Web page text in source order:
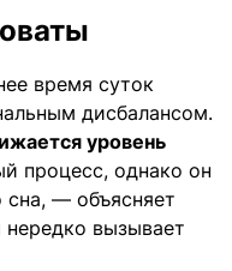
время суток
дисбалансом.
уровень
процесс, однако он
сна, — объясняет
вызывает